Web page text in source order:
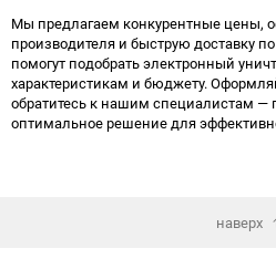
Мы предлагаем конкурентные цены,
производителя и быструю доставку
помогут подобрать электронный
характеристикам и бюджету.
обратитесь к нашим специалистам
оптимальное решение для
наверх